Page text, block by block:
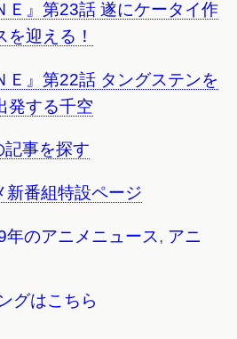
Ｅ』第23話 遂にケータイ作
を迎える！
Ｅ』第22話 タングステンを
発する千空
事を探す
番組特設ページ
年のアニメニュース, アニ
グはこちら